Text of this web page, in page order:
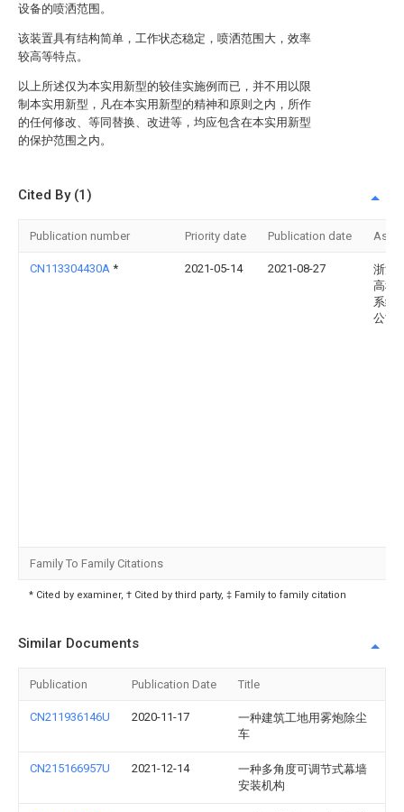
设备的喷洒范围。
该装置具有结构简单，工作状态稳定，喷洒范围大，效率
较高等特点。
以上所述仅为本实用新型的较佳实施例而已，并不用以限
制本实用新型，凡在本实用新型的精神和原则之内，所作
的任何修改、等同替换、改进等，均应包含在本实用新型
的保护范围之内。
Cited By (1)
Publication number Priority date Publication date
CN113304430A * 2021-05-14 2021-08-27
浙江
高科
系统
公司
Family To Family Citations
* Cited by examiner, † Cited by third party, ‡ Family to family citation
Similar Documents
Publication Publication Date Title
CN211936146U 2020-11-17
一种建筑工地用雾炮除尘
车
CN215166957U 2021-12-14
一种多角度可调节式幕墙
安装机构